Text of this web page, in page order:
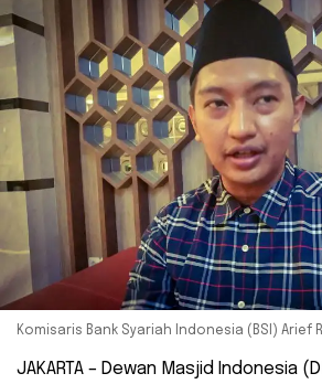
Komisaris Bank Syariah Indonesia (BSI) Arief
JAKARTA – Dewan Masjid Indonesia